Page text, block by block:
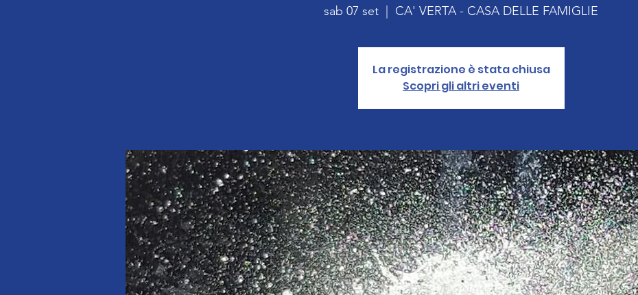
sab 07 set CA' VERTA - CASA DELLE FAMIGLIE
La registrazione è stata chiusa
Scopri gli altri eventi